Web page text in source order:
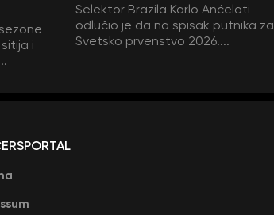
i
Selektor Brazila Karlo Anćeloti
odlučio je da na spisak putnika za
Svetsko prvenstvo 2026....